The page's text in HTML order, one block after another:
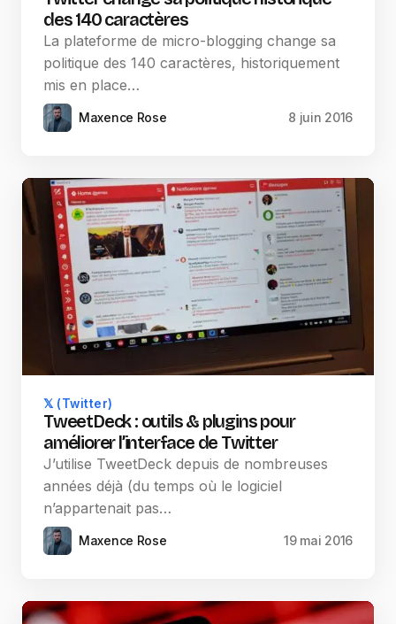
des 140 caractères
La plateforme de micro-blogging change sa
politique des 140 caractères, historiquement
mis en place…
Maxence Rose 8 juin 2016
𝕏 (Twitter)
TweetDeck : outils & plugins pour
améliorer l’interface de Twitter
J’utilise TweetDeck depuis de nombreuses
années déjà (du temps où le logiciel
n’appartenait pas…
Maxence Rose 19 mai 2016